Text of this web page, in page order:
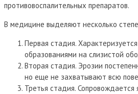
противовоспалительных препаратов.
В медицине выделяют несколько
Первая стадия.
образованиями на слизистой
Вторая стадия. Эрозии
но еще не захватывают всю
Третья стадия.